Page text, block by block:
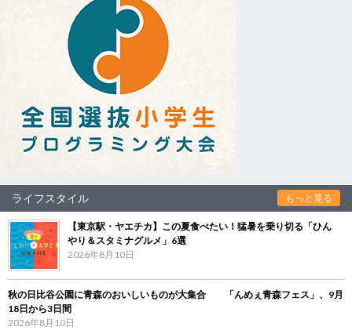
ライフスタイル もっと見る
【東京駅・ヤエチカ】この夏食べたい！猛暑を乗り切る「ひん
やり＆スタミナグルメ」6選
2026年8月10日
秋の日比谷公園に青森のおいしいものが大集合 「んめぇ青森フェス」、9月
18日から3日間
2026年8月10日